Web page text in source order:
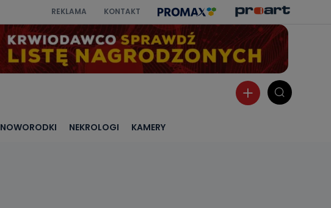
REKLAMA KONTAKT
NOWORODKI NEKROLOGI KAMERY